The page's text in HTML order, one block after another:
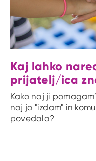
Kaj lahko
prijatelj/ica
Kako naj ji
naj jo "izdam" in
povedala?